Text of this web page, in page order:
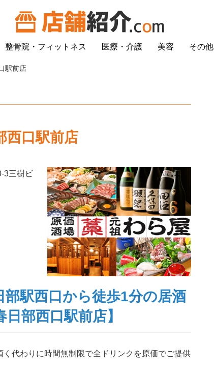
整骨院・フィットネス 医療・介護 美容 その他
駅前店
西口駅前店
3三樹ビ
駅西口から徒歩1分の居酒
日部西口駅前店】
代わりに時間無制限で全ドリンクを原価でご提供